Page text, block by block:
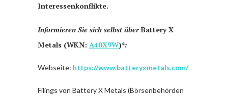
Interessenkonflikte.
Informieren Sie sich selbst überBattery X
Metals (WKN: A40X9W)*:
Webseite: https://www.batteryxmetals.com/
Filings von Battery X Metals (Börsenbehörden